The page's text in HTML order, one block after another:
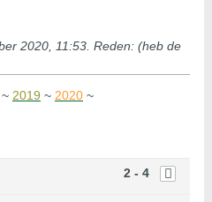
2020, 11:53 Reden: (heb de
~ 2019 ~ 2020 ~
2 - 4